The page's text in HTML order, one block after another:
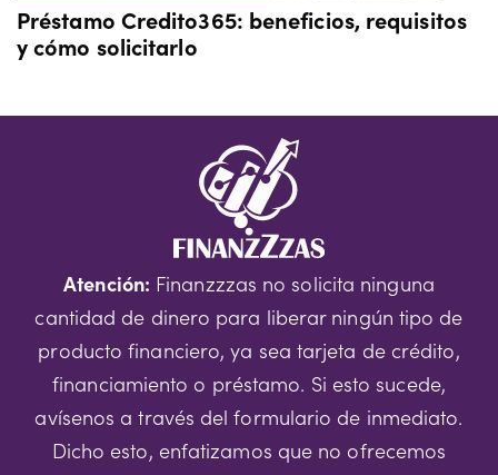
Préstamo Credito365: beneficios, requisitos
y cómo solicitarlo
Atención: Finanzzzas no solicita ninguna
cantidad de dinero para liberar ningún tipo de
producto financiero, ya sea tarjeta de crédito,
financiamiento o préstamo. Si esto sucede,
avísenos a través del formulario de inmediato.
Dicho esto, enfatizamos que no ofrecemos